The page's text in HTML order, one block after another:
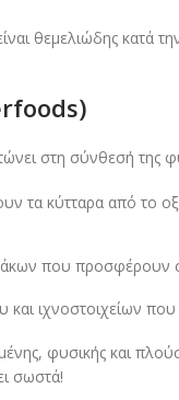
θεμελιώδης κατά
στη σύνθεσή της
τα κύτταρα από το
που προσφέρουν
και ιχνοστοιχείων
φυσικής και
σωστά!